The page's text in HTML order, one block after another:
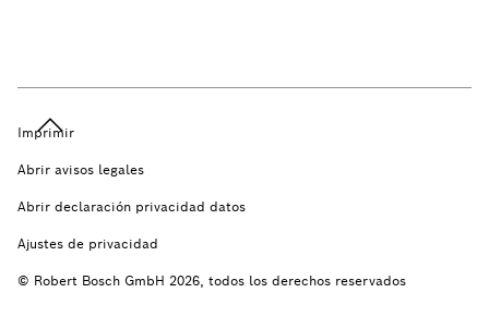
Imprimir
Abrir avisos legales
Abrir declaración privacidad datos
Ajustes de privacidad
© Robert Bosch GmbH 2026, todos los derechos reservados